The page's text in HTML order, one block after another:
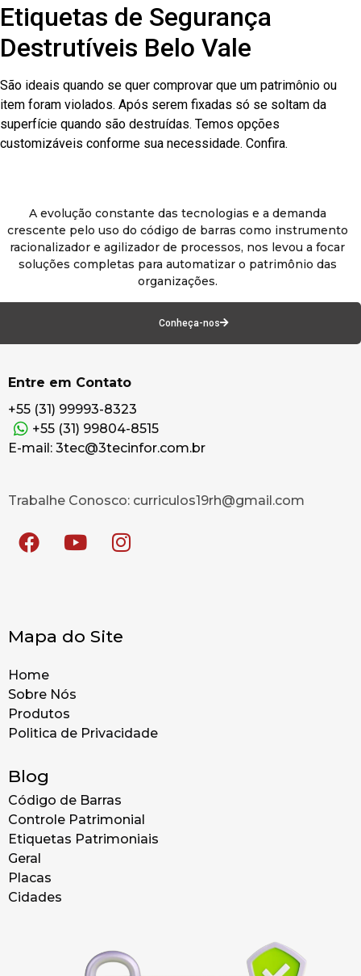
Etiquetas de Segurança
Destrutíveis Belo Vale
São ideais quando se quer comprovar que um patrimônio ou
item foram violados. Após serem fixadas só se soltam da
superfície quando são destruídas. Temos opções
customizáveis conforme sua necessidade. Confira.
A evolução constante das tecnologias e a demanda
crescente pelo uso do código de barras como instrumento
racionalizador e agilizador de processos, nos levou a focar
soluções completas para automatizar o patrimônio das
organizações.
Conheça-nos
Entre em Contato
+55 (31) 99993-8323
+55 (31) 99804-8515
E-mail: 3tec@3tecinfor.com.br
Trabalhe Conosco: curriculos19rh@gmail.com
Mapa do Site
Home
Sobre Nós
Produtos
Politica de Privacidade
Blog
Código de Barras
Controle Patrimonial
Etiquetas Patrimoniais
Geral
Placas
Cidades